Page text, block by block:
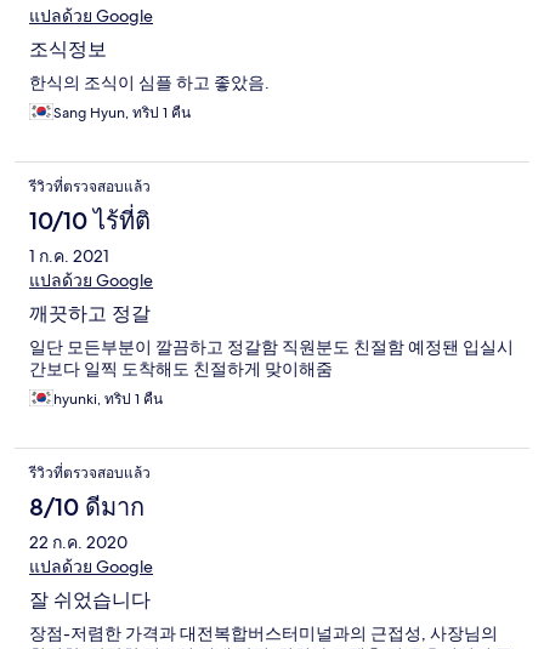
แปลด้วย Google
조식정보
한식의 조식이 심플 하고 좋았음.
Sang Hyun, ทริป 1 คืน
รีวิวที่ตรวจสอบแล้ว
10/10 ไร้ที่ติ
1 ก.ค. 2021
แปลด้วย Google
깨끗하고 정갈
일단 모든부분이 깔끔하고 정갈함 직원분도 친절함 예정됀 입실시
간보다 일찍 도착해도 친절하게 맞이해줌
hyunki, ทริป 1 คืน
รีวิวที่ตรวจสอบแล้ว
8/10 ดีมาก
22 ก.ค. 2020
แปลด้วย Google
잘 쉬었습니다
장점-저렴한 가격과 대전복합버스터미널과의 근접성, 사장님의